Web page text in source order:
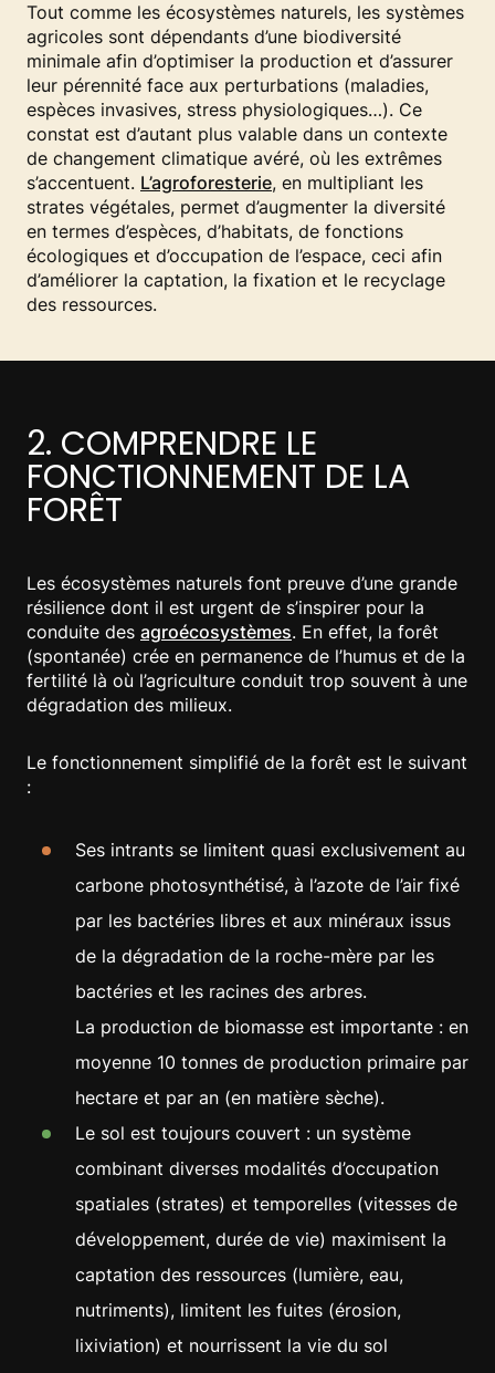
Tout comme les écosystèmes naturels, les systèmes
agricoles sont dépendants d’une biodiversité
minimale afin d’optimiser la production et d’assurer
leur pérennité face aux perturbations (maladies,
espèces invasives, stress physiologiques…). Ce
constat est d’autant plus valable dans un contexte
de changement climatique avéré, où les extrêmes
s’accentuent. L’agroforesterie, en multipliant les
strates végétales, permet d’augmenter la diversité
en termes d’espèces, d’habitats, de fonctions
écologiques et d’occupation de l’espace, ceci afin
d’améliorer la captation, la fixation et le recyclage
des ressources.
2. COMPRENDRE LE
FONCTIONNEMENT DE LA
FORÊT
Les écosystèmes naturels font preuve d’une grande
résilience dont il est urgent de s’inspirer pour la
conduite des agroécosystèmes. En effet, la forêt
(spontanée) crée en permanence de l’humus et de la
fertilité là où l’agriculture conduit trop souvent à une
dégradation des milieux.
Le fonctionnement simplifié de la forêt est le suivant
:
Ses intrants se limitent quasi exclusivement au
carbone photosynthétisé, à l’azote de l’air fixé
par les bactéries libres et aux minéraux issus
de la dégradation de la roche-mère par les
bactéries et les racines des arbres.
La production de biomasse est importante : en
moyenne 10 tonnes de production primaire par
hectare et par an (en matière sèche).
Le sol est toujours couvert : un système
combinant diverses modalités d’occupation
spatiales (strates) et temporelles (vitesses de
développement, durée de vie) maximisent la
captation des ressources (lumière, eau,
nutriments), limitent les fuites (érosion,
lixiviation) et nourrissent la vie du sol